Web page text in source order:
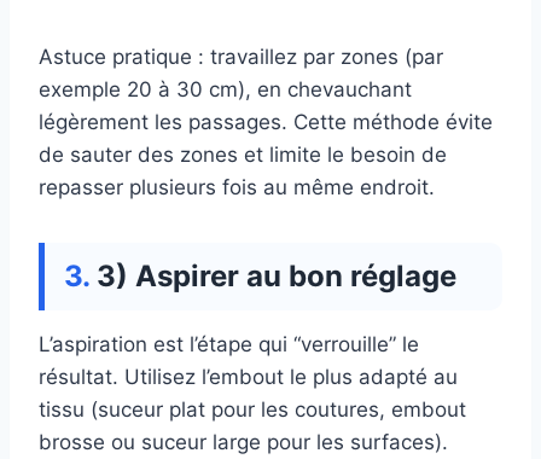
Astuce pratique : travaillez par zones (par
exemple 20 à 30 cm), en chevauchant
légèrement les passages. Cette méthode évite
de sauter des zones et limite le besoin de
repasser plusieurs fois au même endroit.
3) Aspirer au bon réglage
L’aspiration est l’étape qui “verrouille” le
résultat. Utilisez l’embout le plus adapté au
tissu (suceur plat pour les coutures, embout
brosse ou suceur large pour les surfaces).